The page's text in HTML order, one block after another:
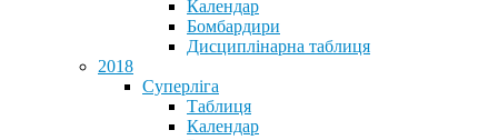
Календар
Бомбардири
Дисциплінарна таблиця
2018
Суперліга
Таблиця
Календар